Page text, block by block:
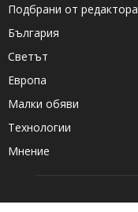
Подбрани от редактора
България
Светът
Европа
Малки обяви
Технологии
Мнение